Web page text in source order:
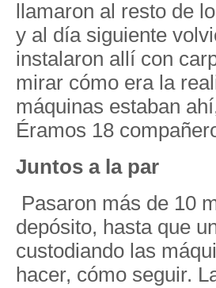
llamaron al resto de
y al día siguiente
instalaron allí con
mirar cómo era la
máquinas estaban
Éramos 18
Juntos a la par
Pasaron más de 10
depósito, hasta que
custodiando las
hacer, cómo seguir.